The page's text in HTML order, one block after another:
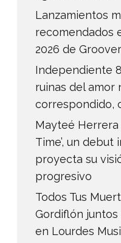
Lanzamientos
recomendados
2026 de Groover
Independiente
ruinas del amor
correspondido,
Mayteé Herrera
Time’, un
proyecta su
progresivo
Todos Tus
Gordiflón
en Lourdes